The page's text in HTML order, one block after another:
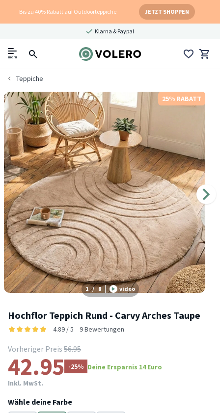
Bis zu 40% Rabatt auf Outdoorteppiche JETZT SHOPPEN
Klarna & Paypal
menu
Teppiche
25% RABATT
1 / 8 video
Hochflor Teppich Rund - Carvy Arches Taupe
4.89 / 5 9 Bewertungen
Vorheriger Preis 56.95
42.95 -25% Deine Ersparnis 14 Euro
Inkl. MwSt.
Wähle deine Farbe